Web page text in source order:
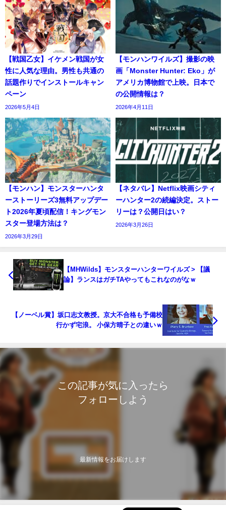
【戦国乙女】イケメン戦国が女
性に人気な理由。男性も共通の
話題作りでインストールキャン
ペーン
2026年5月4日
【モンハンワイルズ】撮影の映
画「Monster Hunter: Eko」が
アメリカ博物館で上映。日本で
の公開情報は？
2026年4月11日
【モンハン】モンスターハンタ
ーストーリーズ3無料アップデー
ト2026年夏頃配信！キングモン
スター登場方法は？
2026年3月29日
【ネタバレ】Netflix映画シティ
ーハンター2の続編決定。ストー
リーは？公開日はい？
2026年3月26日
【MHWilds】モンスターハンターワイルズ > 【議
論】ランスはガチTAやってもこれなのがなｗ
【ノーベル賞】坂口志文教授。京大不合格も予備校
行かず宅浪。 小保方晴子との違いｗ
この記事が気に入ったら
フォローしよう
最新情報をお届けします